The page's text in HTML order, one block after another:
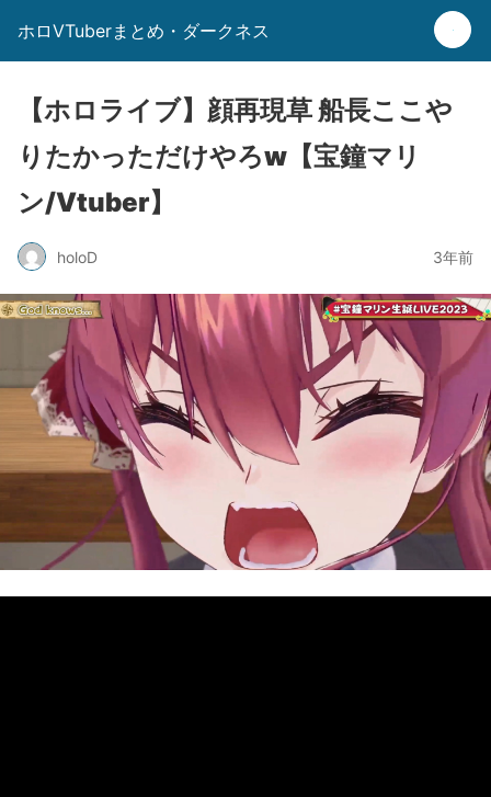
ホロVTuberまとめ・ダークネス
【ホロライブ】顔再現草 船長ここや
りたかっただけやろw【宝鐘マリ
ン/Vtuber】
holoD 3年前